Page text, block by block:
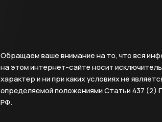
Обращаем ваше внимание на то, что вся
на этом интернет-сайте носит
характер и ни при каких условиях не
определяемой положениями Статьи 437 (2)
РФ.